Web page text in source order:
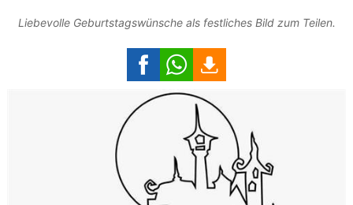
Liebevolle Geburtstagswünsche als festliches Bild zum Teilen.